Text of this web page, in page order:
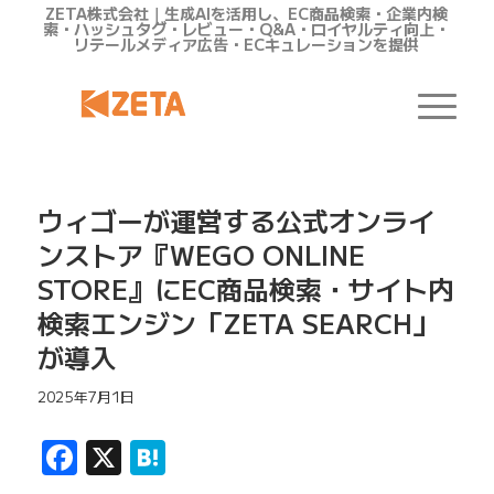
ZETA株式会社｜生成AIを活用し、EC商品検索・企業内検
索・ハッシュタグ・レビュー・Q&A・ロイヤルティ向上・
リテールメディア広告・ECキュレーションを提供
ウィゴーが運営する公式オンライ
ンストア『WEGO ONLINE
STORE』にEC商品検索・サイト内
検索エンジン「ZETA SEARCH」
が導入
2025年7月1日
Facebook
X Hatena